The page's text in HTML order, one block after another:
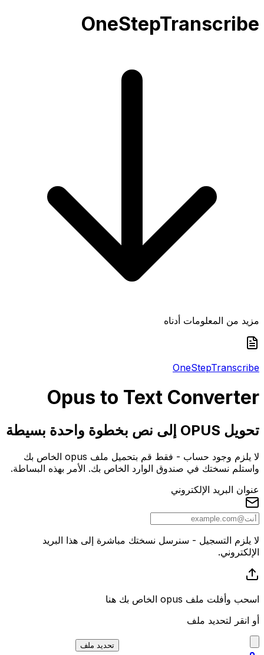
OneStepTranscribe
مزيد من المعلومات أدناه
OneStepTranscribe
Opus to Text Converter
تحويل OPUS إلى نص بخطوة واحدة بسيطة
لا يلزم وجود حساب - فقط قم بتحميل ملف opus الخاص بك
واستلم نسختك في صندوق الوارد الخاص بك. الأمر بهذه البساطة.
عنوان البريد الإلكتروني
لا يلزم التسجيل - سنرسل نسختك مباشرة إلى هذا البريد
الإلكتروني.
اسحب وأفلت ملف opus الخاص بك هنا
أو انقر لتحديد ملف
تحديد ملف